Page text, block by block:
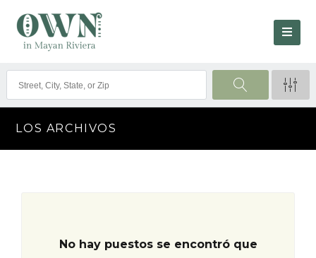
LOS ARCHIVOS
No hay puestos se encontró que